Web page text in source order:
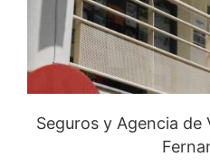
Seguros y Agencia de